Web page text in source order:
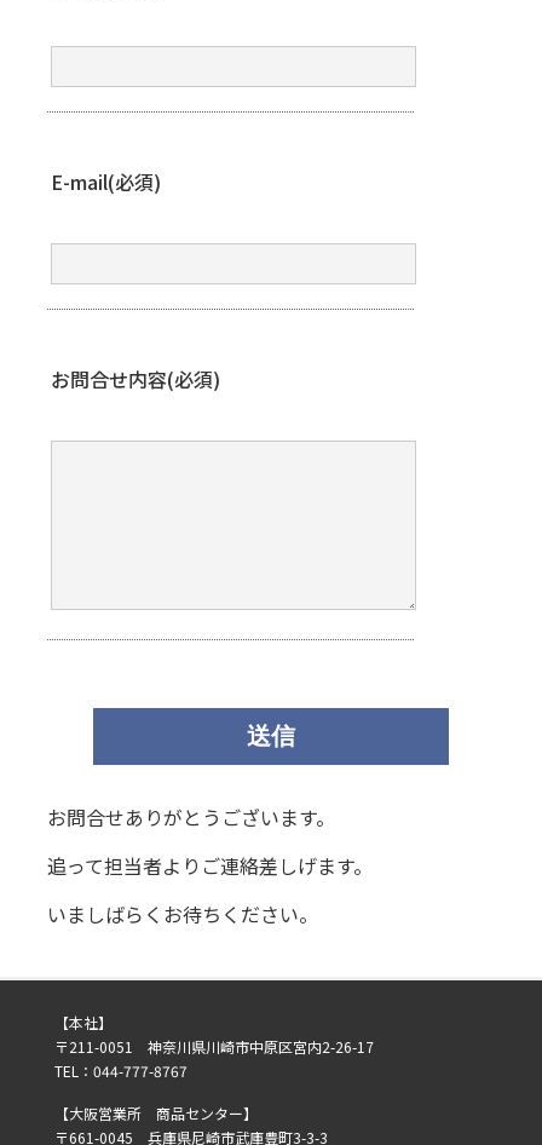
E-mail(必須)
お問合せ内容(必須)
お問合せありがとうございます。
追って担当者よりご連絡差しげます。
いましばらくお待ちください。
【本社】
〒211-0051 神奈川県川崎市中原区宮内2-26-17
TEL：044-777-8767
【大阪営業所 商品センター】
〒661-0045 兵庫県尼崎市武庫豊町3-3-3